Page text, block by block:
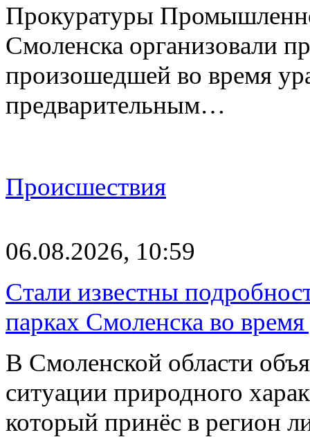
Прокуратуры
Смоленска организовали
произошедшей во время
предварительным…
Происшествия
06.08.2026, 10:59
Стали известны
парках Смоленска во
В Смоленской области
ситуации природного
который принёс в регион